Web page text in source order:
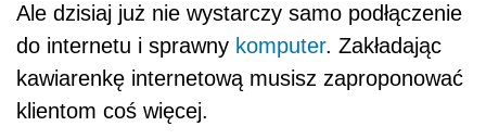
Ale dzisiaj już nie wystarczy samo podłączenie
do internetu i sprawny komputer. Zakładając
kawiarenkę internetową musisz zaproponować
klientom coś więcej.